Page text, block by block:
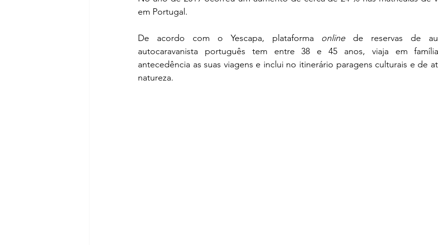
em Portugal.
De acordo com o Yescapa, plataforma online de reservas de
autocaravanista português tem entre 38 e 45 anos, viaja em
antecedência as suas viagens e inclui no itinerário paragens culturais e de
natureza.